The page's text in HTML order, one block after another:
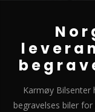
Karmøy Bilsenter
begravelses biler